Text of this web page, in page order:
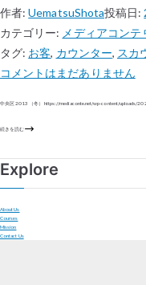
作者:UematsuShota投稿日:
カテゴリー: メディアコン
タグ: お客, カウンター, スカ
コメントはまだありません
中央区 2013（冬） https://mediaconte.net/wp-content/uploads/
続きを読む
Explore
About Us
Courses
Mission
Contact Us